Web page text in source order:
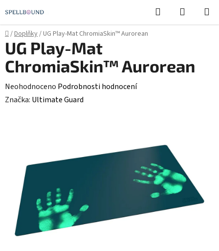
na
obsah
Hledat
KOŠÍK
Domů
/Doplňky/UG Play-Mat ChromiaSkin™ Aurorean
UG Play-Mat
ChromiaSkin™ Aurorean
Průměrné
hodnocení
hvězdiček.
Neohodnoceno Podrobnosti hodnocení
Značka: Ultimate Guard